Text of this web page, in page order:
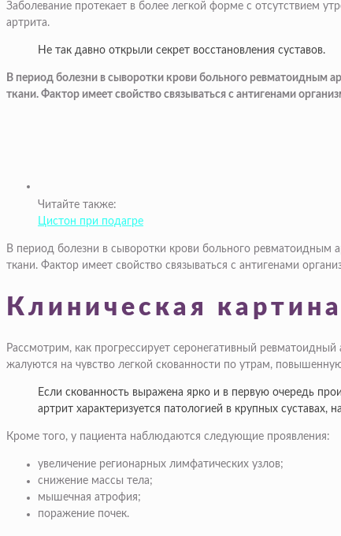
Заболевание протекает в более легкой форме с отсутствием
артрита.
Не так давно открыли секрет восстановления суставов.
В период болезни в сыворотки крови больного ревматоидным
ткани. Фактор имеет свойство связываться с антигенами
Читайте также:
Цистон при подагре
В период болезни в сыворотки крови больного ревматоидным
ткани. Фактор имеет свойство связываться с антигенами
Клиническая картина
Рассмотрим, как прогрессирует серонегативный
жалуются на чувство легкой скованности по утрам,
Если скованность выражена ярко и в первую очередь
артрит характеризуется патологией в крупных
Кроме того, у пациента наблюдаются следующие проявления:
увеличение регионарных лимфатических узлов;
снижение массы тела;
мышечная атрофия;
поражение почек.